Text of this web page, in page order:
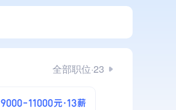
全部职位·23
9000-11000元·13薪